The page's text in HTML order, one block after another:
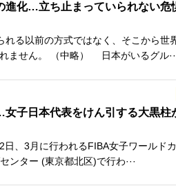
進化…立ち止まっていられない危
れる以前の方式ではなく、そこから世
ません。 （中略） 日本がいるグル
子日本代表をけん引する大黒柱
、3月に行われるFIBA女子ワールド
ンター (東京都北区)で行わ···